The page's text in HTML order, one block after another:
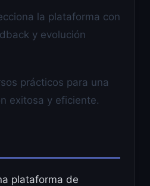
la plataforma con
y evolución
prácticos para una
exitosa y eficiente.
plataforma de